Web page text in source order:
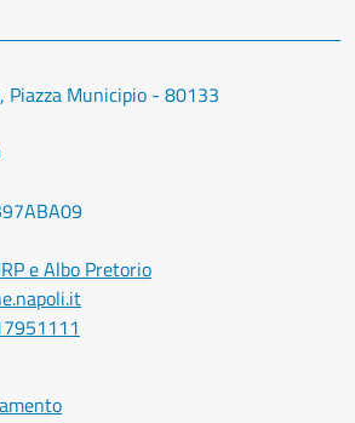
Piazza Municipio - 80133
e Albo Pretorio